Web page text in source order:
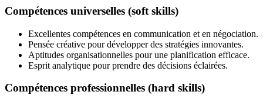
Compétences universelles (soft skills)
Excellentes compétences en communication et en négociation.
Pensée créative pour développer des stratégies innovantes.
Aptitudes organisationnelles pour une planification efficace.
Esprit analytique pour prendre des décisions éclairées.
Compétences professionnelles (hard skills)